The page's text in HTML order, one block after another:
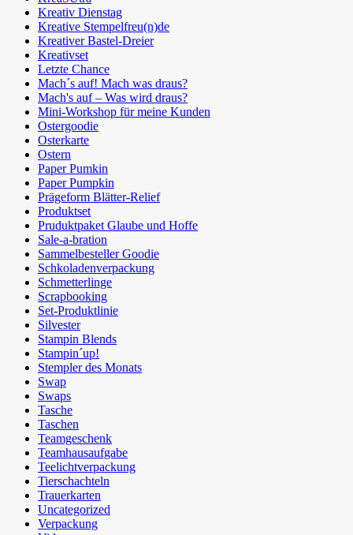
Kreativ Dienstag
Kreative Stempelfreu(n)de
Kreativer Bastel-Dreier
Kreativset
Letzte Chance
Mach´s auf! Mach was draus?
Mach's auf – Was wird draus?
Mini-Workshop für meine Kunden
Ostergoodie
Osterkarte
Ostern
Paper Pumkin
Paper Pumpkin
Prägeform Blätter-Relief
Produktset
Pruduktpaket Glaube und Hoffe
Sale-a-bration
Sammelbesteller Goodie
Schkoladenverpackung
Schmetterlinge
Scrapbooking
Set-Produktlinie
Silvester
Stampin Blends
Stampin´up!
Stempler des Monats
Swap
Swaps
Tasche
Taschen
Teamgeschenk
Teamhausaufgabe
Teelichtverpackung
Tierschachteln
Trauerkarten
Uncategorized
Verpackung